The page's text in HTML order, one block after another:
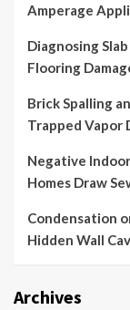
Amperage
Diagnosing
Flooring
Brick Spalling
Trapped Vapor
Negative
Homes Draw
Condensation
Hidden Wall
Archives